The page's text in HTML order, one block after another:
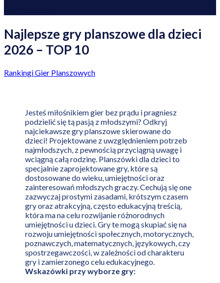
Najlepsze gry planszowe dla dzieci
2026 – TOP 10
Rankingi Gier Planszowych
Jesteś miłośnikiem gier bez prądu i pragniesz
podzielić się tą pasją z młodszymi? Odkryj
najciekawsze gry planszowe skierowane do
dzieci! Projektowane z uwzględnieniem potrzeb
najmłodszych, z pewnością przyciągną uwagę i
wciągną całą rodzinę. Planszówki dla dzieci to
specjalnie zaprojektowane gry, które są
dostosowane do wieku, umiejętności oraz
zainteresowań młodszych graczy. Cechują się one
zazwyczaj prostymi zasadami, krótszym czasem
gry oraz atrakcyjną, często edukacyjną treścią,
która ma na celu rozwijanie różnorodnych
umiejętności u dzieci. Gry te mogą skupiać się na
rozwoju umiejętności społecznych, motorycznych,
poznawczych, matematycznych, językowych, czy
spostrzegawczości, w zależności od charakteru
gry i zamierzonego celu edukacyjnego.
Wskazówki przy wyborze gry: